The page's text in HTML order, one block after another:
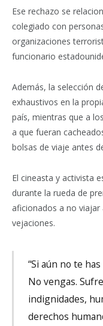
Ese rechazo se
colegiado con
organizaciones
funcionario
Además, la selección
exhaustivos en la
país, mientras que a
a que fueran
bolsas de viaje antes
El cineasta y activista
durante la rueda de
aficionados a no
vejaciones.
“Si aún no te
No vengas.
indignidades,
derechos